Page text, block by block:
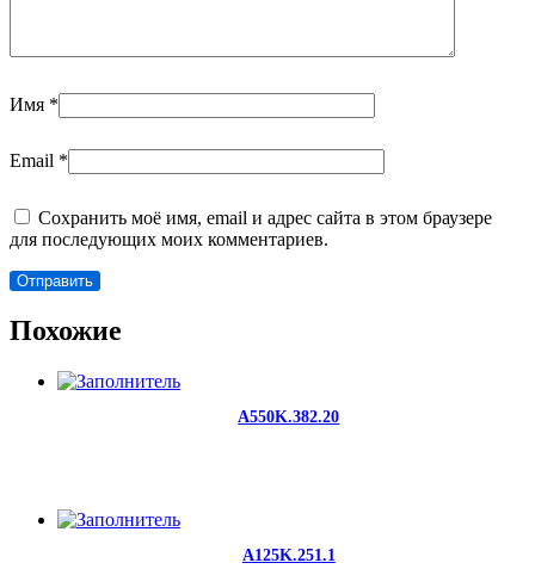
Имя *
Email *
Сохранить моё имя, email и адрес сайта в этом браузере
для последующих моих комментариев.
Похожие
A550K.382.20
A125K.251.1